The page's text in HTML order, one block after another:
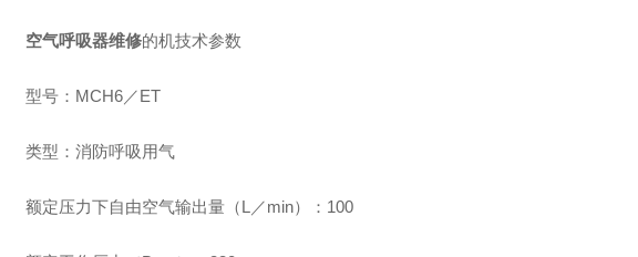
空气呼吸器维修的机技术参数
型号：MCH6／ET
类型：消防呼吸用气
额定压力下自由空气输出量（L／min）：100